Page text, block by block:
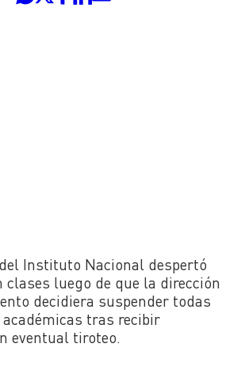
Instituto Nacional despertó
clases luego de que la dirección
decidiera suspender todas
tras recibir
eventual tiroteo.